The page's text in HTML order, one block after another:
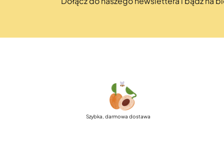
Szybka, darmowa dostawa